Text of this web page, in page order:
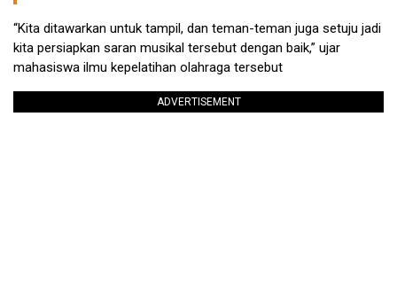
“Kita ditawarkan untuk tampil, dan teman-teman juga setuju jadi
kita persiapkan saran musikal tersebut dengan baik,” ujar
mahasiswa ilmu kepelatihan olahraga tersebut
ADVERTISEMENT